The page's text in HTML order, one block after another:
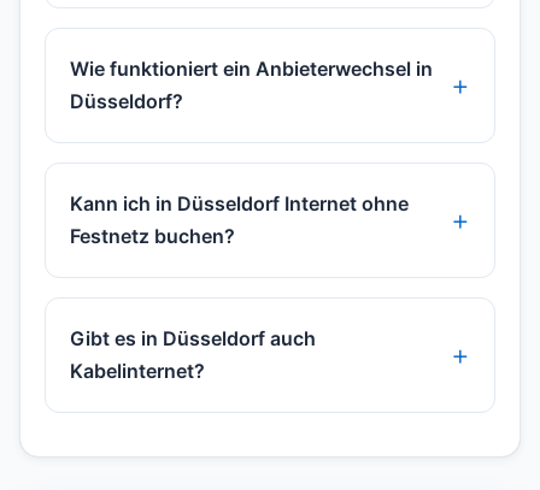
Wie funktioniert ein Anbieterwechsel in
Düsseldorf?
Kann ich in Düsseldorf Internet ohne
Festnetz buchen?
Gibt es in Düsseldorf auch
Kabelinternet?